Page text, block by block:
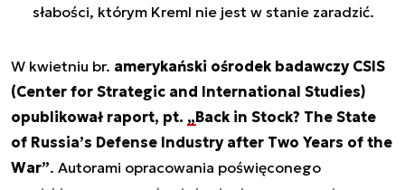
słabości, którym Kreml nie jest w stanie zaradzić.
W kwietniu br. amerykański ośrodek badawczy CSIS
(Center for Strategic and International Studies)
opublikował raport, pt. „Back in Stock? The State
of Russia’s Defense Industry after Two Years of the
War”. Autorami opracowania poświęconego